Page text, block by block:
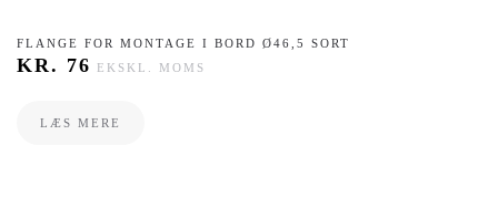
FLANGE FOR MONTAGE I BORD Ø46,5 SORT
KR. 76 EKSKL. MOMS
LÆS MERE